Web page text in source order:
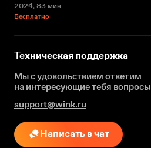
2024, 83 мин
Бесплатно
Техническая поддержка
Мы с удовольствием ответим
на интересующиетебя вопросы
support@wink.ru
Написать в чат